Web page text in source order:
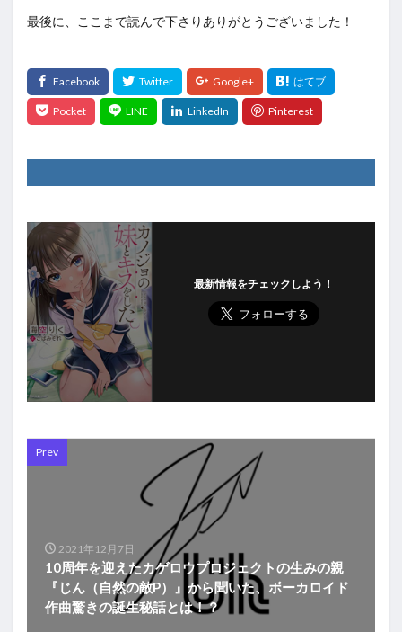
最後に、ここまで読んで下さりありがとうございました！
最新情報をチェックしよう！
Prev
2021年12月7日
10周年を迎えたカゲロウプロジェクトの生みの親
『じん（自然の敵P）』から聞いた、ボーカロイド
作曲驚きの誕生秘話とは！？